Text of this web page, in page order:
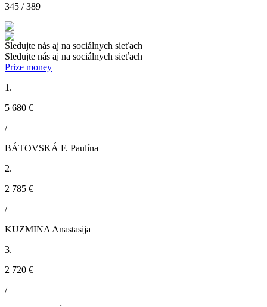
345 / 389
Sledujte nás aj na sociálnych sieťach
Sledujte nás aj na sociálnych sieťach
Prize money
1.
5 680 €
/
BÁTOVSKÁ F. Paulína
2.
2 785 €
/
KUZMINA Anastasija
3.
2 720 €
/